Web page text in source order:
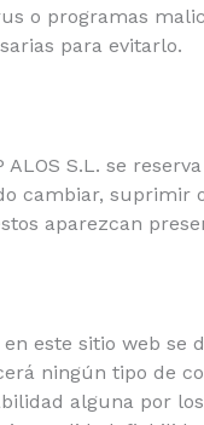
o programas
para evitarlo.
ALOS S.L. se
cambiar, suprimir
aparezcan
este sitio web se
ningún tipo de
alguna por